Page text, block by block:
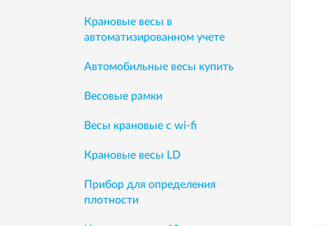
Крановые весы в
автоматизированном учете
Автомобильные весы купить
Весовые рамки
Весы крановые с wi-fi
Крановые весы LD
Прибор для определения
плотности